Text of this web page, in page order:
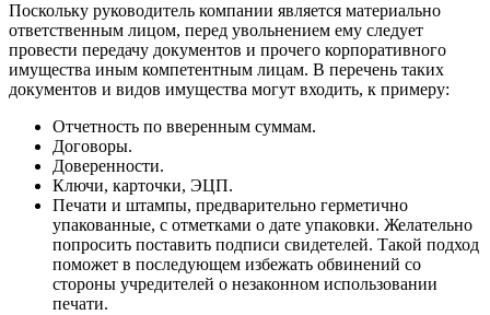
Поскольку руководитель компании является материально
ответственным лицом, перед увольнением ему следует
провести передачу документов и прочего корпоративного
имущества иным компетентным лицам. В перечень таких
документов и видов имущества могут входить, к примеру:
Отчетность по вверенным суммам.
Договоры.
Доверенности.
Ключи, карточки, ЭЦП.
Печати и штампы, предварительно герметично
упакованные, с отметками о дате упаковки. Желательно
попросить поставить подписи свидетелей. Такой подход
поможет в последующем избежать обвинений со
стороны учредителей о незаконном использовании
печати.